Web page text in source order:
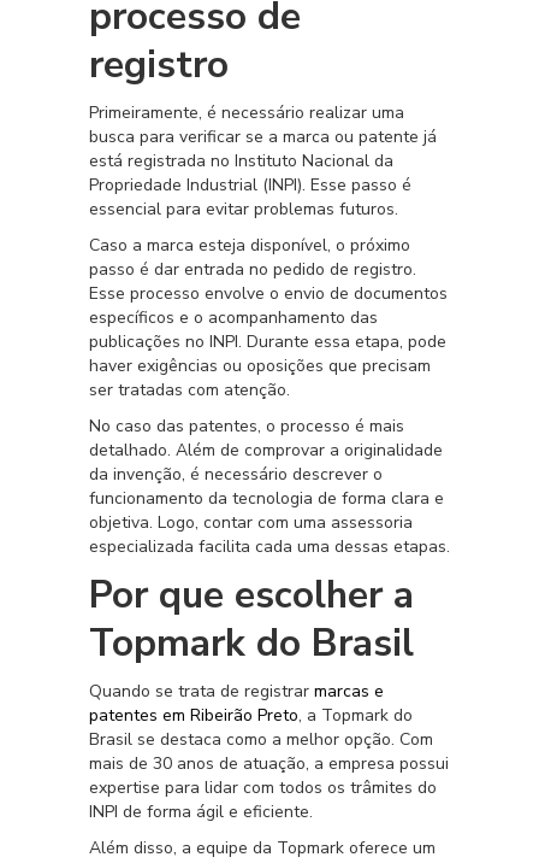
processo de
registro
Primeiramente, é necessário realizar uma
busca para verificar se a marca ou patente já
está registrada no Instituto Nacional da
Propriedade Industrial (INPI). Esse passo é
essencial para evitar problemas futuros.
Caso a marca esteja disponível, o próximo
passo é dar entrada no pedido de registro.
Esse processo envolve o envio de documentos
específicos e o acompanhamento das
publicações no INPI. Durante essa etapa, pode
haver exigências ou oposições que precisam
ser tratadas com atenção.
No caso das patentes, o processo é mais
detalhado. Além de comprovar a originalidade
da invenção, é necessário descrever o
funcionamento da tecnologia de forma clara e
objetiva. Logo, contar com uma assessoria
especializada facilita cada uma dessas etapas.
Por que escolher a
Topmark do Brasil
Quando se trata de registrar marcas e
patentes em Ribeirão Preto, a Topmark do
Brasil se destaca como a melhor opção. Com
mais de 30 anos de atuação, a empresa possui
expertise para lidar com todos os trâmites do
INPI de forma ágil e eficiente.
Além disso, a equipe da Topmark oferece um